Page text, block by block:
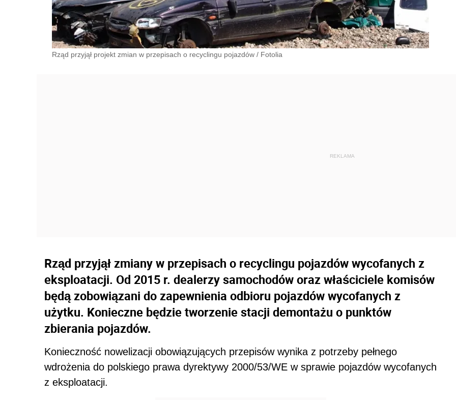
Rząd przyjął projekt zmian w przepisach o recyclingu pojazdów / Fotolia
Rząd przyjął zmiany w przepisach o recyclingu pojazdów wycofanych z
eksploatacji. Od 2015 r. dealerzy samochodów oraz właściciele komisów
będą zobowiązani do zapewnienia odbioru pojazdów wycofanych z
użytku. Konieczne będzie tworzenie stacji demontażu o punktów
zbierania pojazdów.
Konieczność nowelizacji obowiązujących przepisów wynika z potrzeby pełnego
wdrożenia do polskiego prawa dyrektywy 2000/53/WE w sprawie pojazdów wycofanych
z eksploatacji.